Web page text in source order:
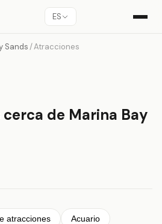
ES
Sands /Atracciones
de Marina Bay
atracciones Acuario